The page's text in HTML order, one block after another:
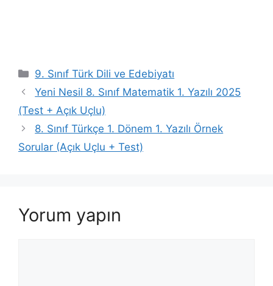
Kategoriler
9. Sınıf Türk Dili ve Edebiyatı
Yeni Nesil 8. Sınıf Matematik 1. Yazılı 2025
(Test + Açık Uçlu)
8. Sınıf Türkçe 1. Dönem 1. Yazılı Örnek
Sorular (Açık Uçlu + Test)
Yorum yapın